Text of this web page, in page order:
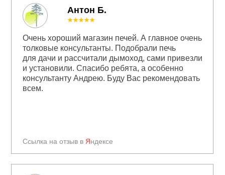
Антон Б.
Ссылка на отзыв в Яндексе
★★★★★
Очень хороший магазин печей. А главное очень
толковые консультанты. Подобрали печь
для дачи и рассчитали дымоход, сами привезли
и установили. Спасибо ребята, а особенно
консультанту Андрею. Буду Вас рекомендовать
всем.